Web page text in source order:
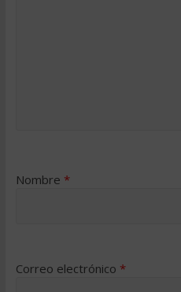
Nombre *
Correo electrónico *